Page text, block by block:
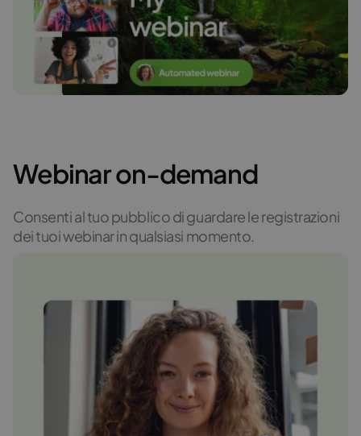
Webinar on-demand
Consenti al tuo pubblico di guardare le registrazioni
dei tuoi webinar in qualsiasi momento.